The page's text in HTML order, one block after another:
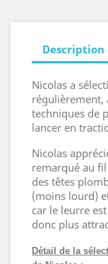
Description
Nicolas a
régulièrement,
techniques de
lancer en
Nicolas
remarqué au
des têtes
(moins lourd)
car le leurre
donc plus
Détail de la